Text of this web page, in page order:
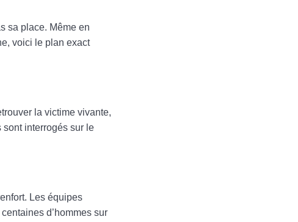
sa place. Même en
voici le plan exact
la victime vivante,
sont interrogés sur le
Les équipes
d’hommes sur